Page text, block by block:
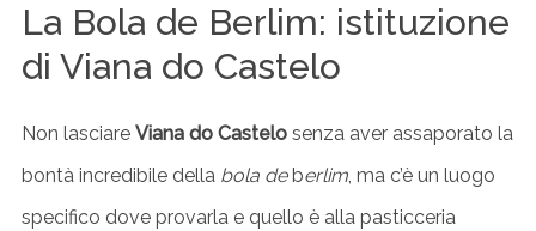
La Bola de Berlim: istituzione
di Viana do Castelo
Non lasciare Viana do Castelosenza aver assaporato la
bontà incredibile della bola de berlim, ma c’è un luogo
specifico dove provarla e quello è alla pasticceria